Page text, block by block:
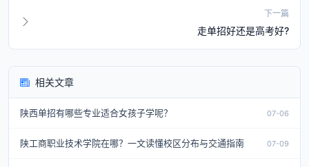
下一篇
走单招好还是高考好?
相关文章
陕西单招有哪些专业适合女孩子学呢？ 07-06
陕工商职业技术学院在哪？一文读懂校区分布与交通指南 07-09